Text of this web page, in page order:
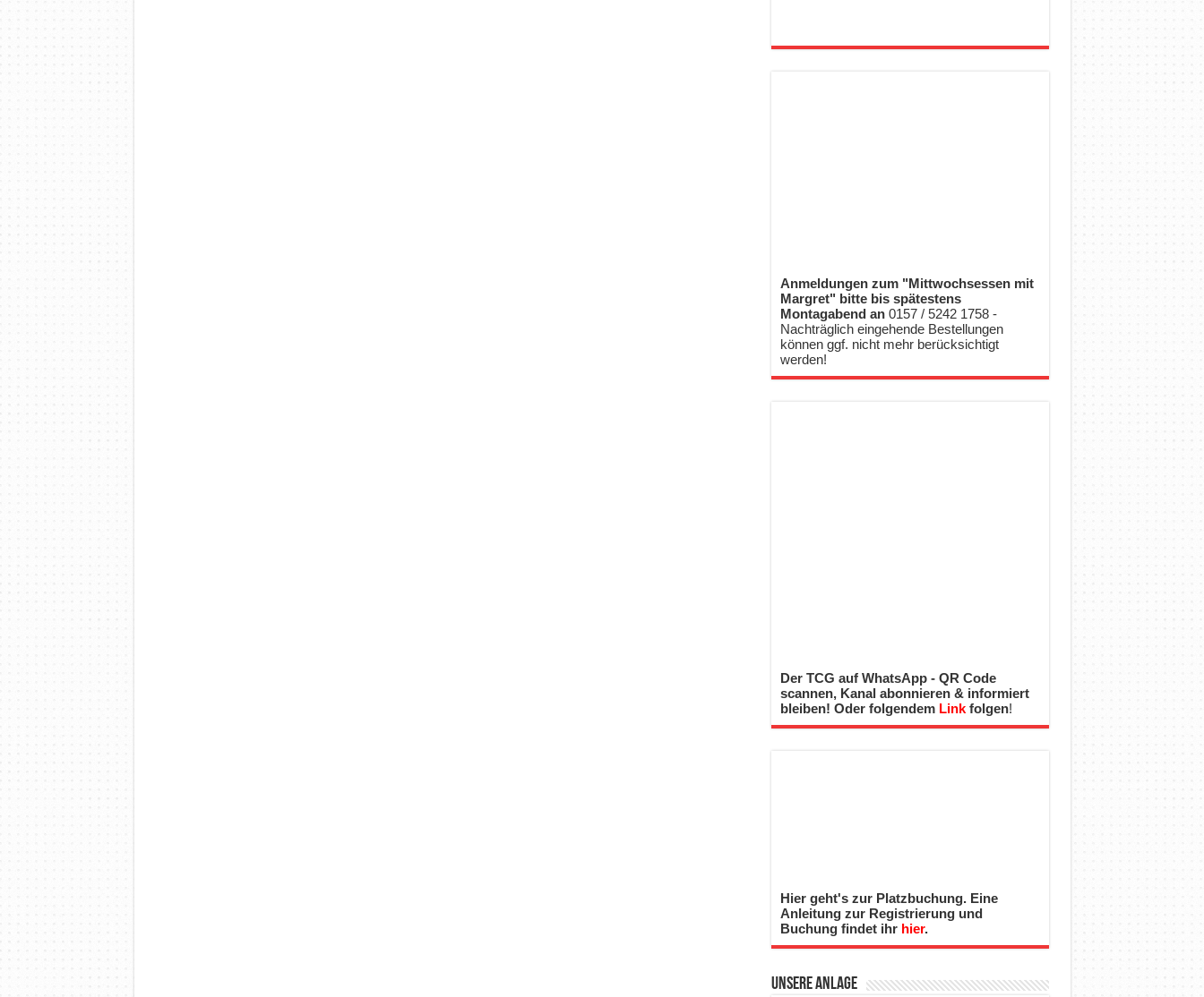
Anmeldungen zum "Mittwochsessen mit
Margret" bitte bis spätestens
Montagabend an 0157 / 5242 1758 -
Nachträglich eingehende Bestellungen
können ggf. nicht mehr berücksichtigt
werden!
Der TCG auf WhatsApp - QR Code
scannen, Kanal abonnieren & informiert
bleiben! Oder folgendem Linkfolgen!
Hier geht's zur Platzbuchung. Eine
Anleitung zur Registrierung und
Buchung findet ihr hier.
Unsere Anlage